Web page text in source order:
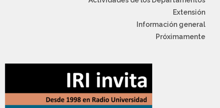
Extensión
Información general
Próximamente